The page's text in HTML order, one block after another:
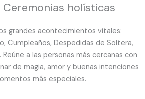
Ceremonias holísticas
grandes acontecimientos vitales:
Cumpleaños, Despedidas de Soltera,
a las personas más cercanas con
de magia, amor y buenas intenciones
más especiales.